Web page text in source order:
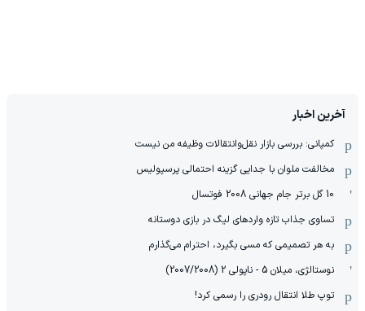
آخرین اخبار
کمپانی: بررسی بازار نقل‌وانتقالات وظیفه من نیست
مخالفت ملوان با جدایی گزینه احتمالی پرسپولیس
10 گل برتر جام جهانی 2008 فوتسال
تساوی جذاب تازه واردهای لیگ در بازی دوستانه
به هر تصمیمی که مسی بگیرد، احترام می‌گذارم
نوستالژی، میلان 5 - ناپولی 2 (2007/2008)
توپ طلا انتقال رودری را رسمی کرد!